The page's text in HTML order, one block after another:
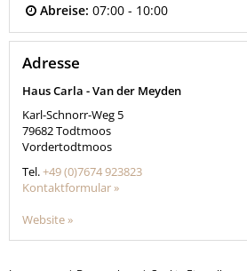
Abreise: 07:00 - 10:00
Adresse
Haus Carla - Van der Meyden
Karl-Schnorr-Weg 5
79682Todtmoos
Vordertodtmoos
Tel.+49 (0)7674 923823
Kontaktformular »
Website »